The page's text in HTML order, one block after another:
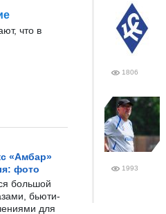
что в
«Амбар»
фото
большой
бьюти-
для
1806
1993